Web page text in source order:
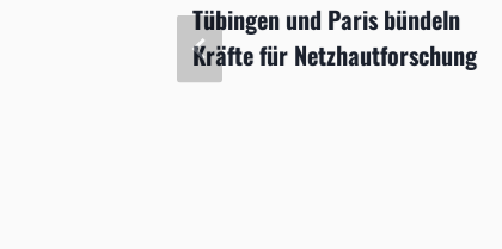
Tübingen und Paris bündeln
Kräfte für Netzhautforschung